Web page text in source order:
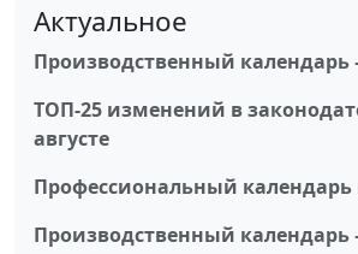
Актуальное
Производственный календарь
ТОП-25 изменений в
августе
Профессиональный календарь
Производственный календарь